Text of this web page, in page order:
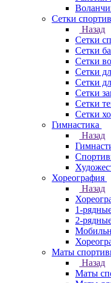
Сетки
Назад
Сетки
Сетки
Сетки
Сетки
Сетки
Сетки
Сетки
Сетки
Гимнастика
Назад
Хореография
Назад
1-
2-
Маты
Назад
Маты